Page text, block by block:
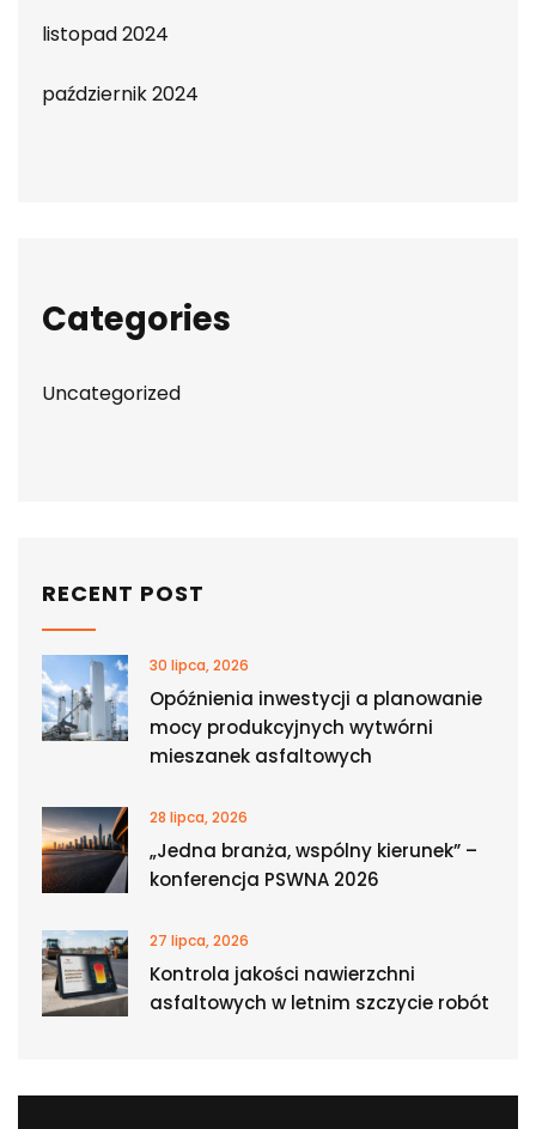
listopad 2024
październik 2024
Categories
Uncategorized
RECENT POST
30 lipca, 2026
Opóźnienia inwestycji a planowanie
mocy produkcyjnych wytwórni
mieszanek asfaltowych
28 lipca, 2026
„Jedna branża, wspólny kierunek” –
konferencja PSWNA 2026
27 lipca, 2026
Kontrola jakości nawierzchni
asfaltowych w letnim szczycie robót